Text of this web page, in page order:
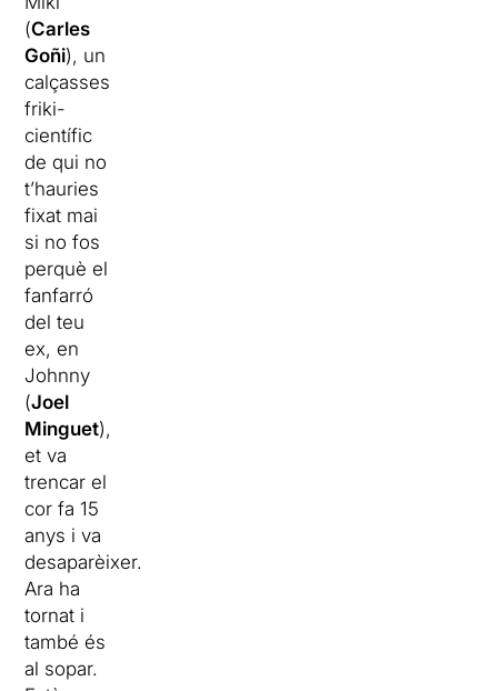
(Carles
Goñi), un
calçasses
friki-
científic
de qui no
t’hauries
fixat mai
si no fos
perquè el
fanfarró
del teu
ex, en
Johnny
(Joel
Minguet),
et va
trencar el
cor fa 15
anys i va
desaparèixer.
Ara ha
tornat i
també és
al sopar.